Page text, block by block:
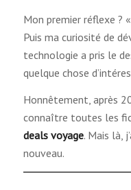
Mon premier réflexe ?
Puis ma curiosité de
technologie a pris le
quelque chose
Honnêtement, après
connaître toutes les
deals voyage. Mais là,
nouveau.